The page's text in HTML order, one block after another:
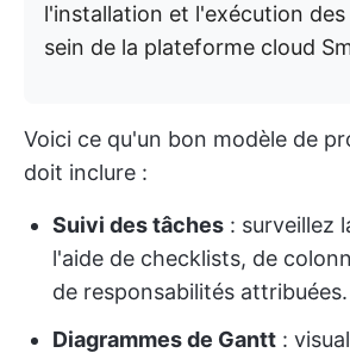
l'installation et l'exécution
sein de la plateforme cloud
Voici ce qu'un bon modèle de
doit inclure :
Suivi des tâches : surveillez
l'aide de checklists, de
de responsabilités attribuées.
Diagrammes de Gantt :